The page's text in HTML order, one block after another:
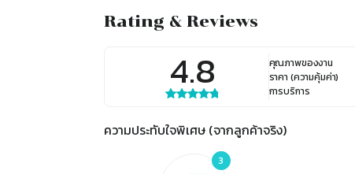
Rating & Reviews
4.8 คุณภาพของงาน
ราคา (ความคุ้มค่า)
การบริการ
ความประทับใจพิเศษ (จากลูกค้าจริง)
3